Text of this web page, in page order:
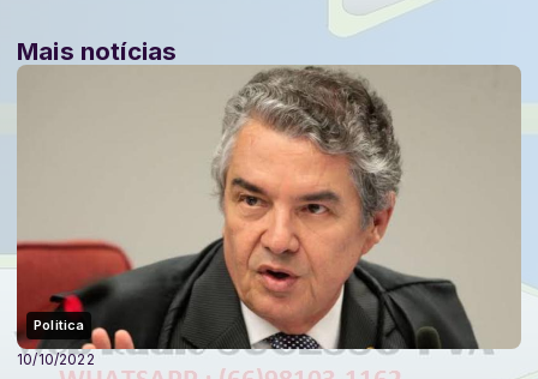
Mais notícias
Politica
10/10/2022